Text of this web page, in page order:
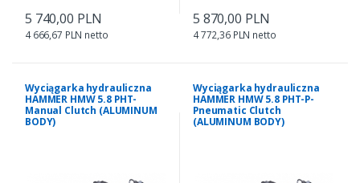
5 740,00 PLN
4 666,67 PLN netto
5 870,00 PLN
4 772,36 PLN netto
Wyciągarka hydrauliczna
HAMMER HMW 5.8 PHT-
Manual Clutch (ALUMINUM
BODY)
Wyciągarka hydrauliczna
HAMMER HMW 5.8 PHT-P-
Pneumatic Clutch
(ALUMINUM BODY)